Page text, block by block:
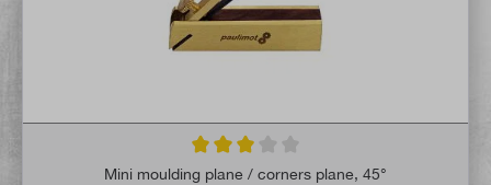
Valutazione media di 3 su 5 stelle
Mini moulding plane / corners plane, 45°